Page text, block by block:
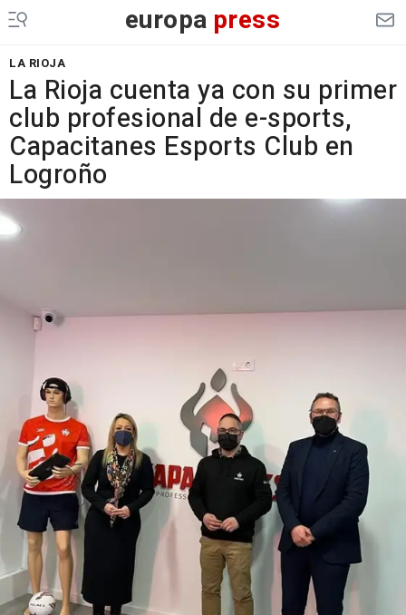
europa press
LA RIOJA
La Rioja cuenta ya con su primer
club profesional de e-sports,
Capacitanes Esports Club en
Logroño